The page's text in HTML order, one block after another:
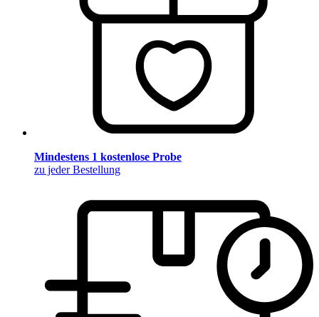
Mindestens 1 kostenlose Probe
zu jeder Bestellung